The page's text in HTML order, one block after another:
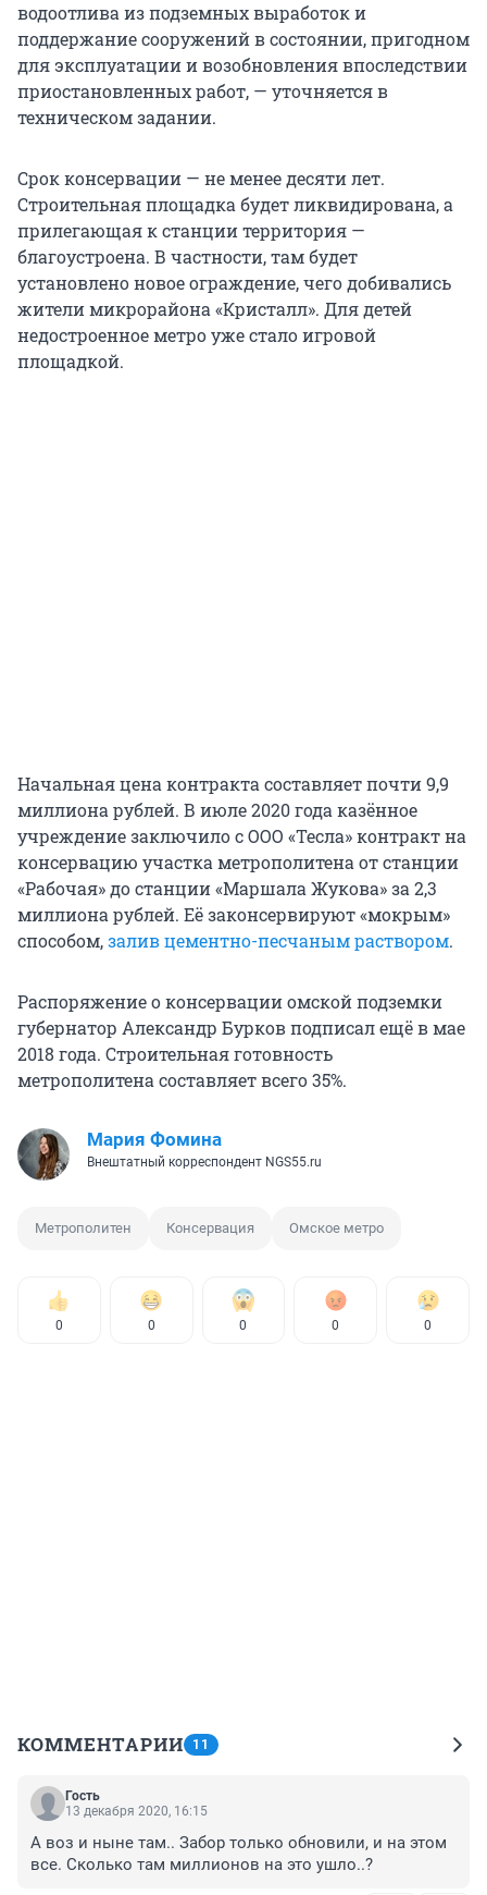
водоотлива из подземных выработок и
поддержание сооружений в состоянии, пригодном
для эксплуатации и возобновления впоследствии
приостановленных работ, — уточняется в
техническом задании.
Срок консервации — не менее десяти лет.
Строительная площадка будет ликвидирована, а
прилегающая к станции территория —
благоустроена. В частности, там будет
установлено новое ограждение, чего добивались
жители микрорайона «Кристалл». Для детей
недостроенное метро уже стало игровой
площадкой.
Начальная цена контракта составляет почти 9,9
миллиона рублей. В июле 2020 года казённое
учреждение заключило с ООО «Тесла» контракт на
консервацию участка метрополитена от станции
«Рабочая» до станции «Маршала Жукова» за 2,3
миллиона рублей. Её законсервируют «мокрым»
способом,залив цементно-песчаным раствором.
Распоряжение о консервации омской подземки
губернатор Александр Бурков подписал ещё в мае
2018 года. Строительная готовность
метрополитена составляет всего 35%.
Мария Фомина
Внештатный корреспондент NGS55.ru
Метрополитен Консервация Омское метро
0 0 0 0 0
КОММЕНТАРИИ 11
Гость
13 декабря 2020, 16:15
А воз и ныне там.. Забор только обновили, и на этом
все. Сколько там миллионов на это ушло..?